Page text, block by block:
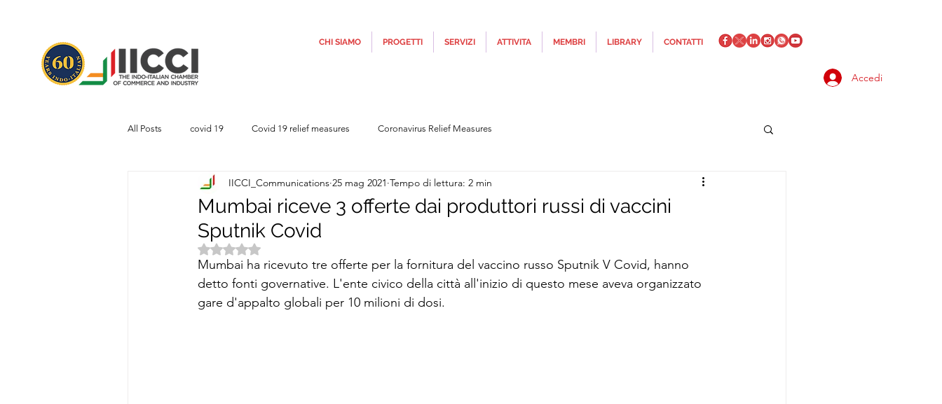
CHI SIAMO PROGETTI SERVIZI ATTIVITA MEMBRI LIBRARY CONTATTI
Accedi
All Posts covid 19 Covid 19 relief measures Coronavirus Relief Measures
Mumbai riceve 3 offerte dai produttori russi di vaccini
Sputnik Covid
IICCI_Communications 25 mag 2021 Tempo di lettura: 2 min
Valutazione NaN stelle su 5.
Mumbai ha ricevuto tre offerte per la fornitura del vaccino russo Sputnik V Covid, hanno
detto fonti governative. L'ente civico della città all'inizio di questo mese aveva organizzato
gare d'appalto globali per 10 milioni di dosi.